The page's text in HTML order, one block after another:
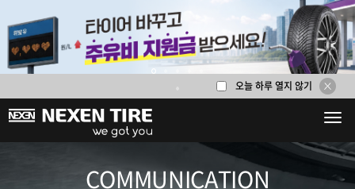
5
6
오늘 하루 열지 않기